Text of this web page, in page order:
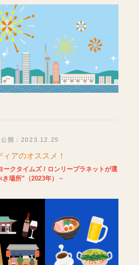
公開：2023.12.25
アのオススメ！
ークタイムズ / ロンリープラネットが選
場所”（2023年）－